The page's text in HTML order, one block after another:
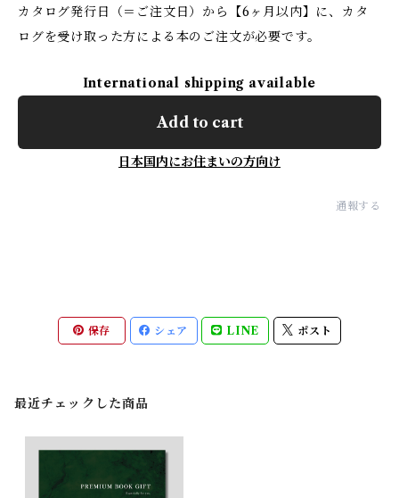
カタログ発行日（＝ご注文日）から【6ヶ月以内】に、カタ
ログを受け取った方による本のご注文が必要です。
International shipping available
Add to cart
日本国内にお住まいの方向け
通報する
保存 シェア LINE ポスト
最近チェックした商品